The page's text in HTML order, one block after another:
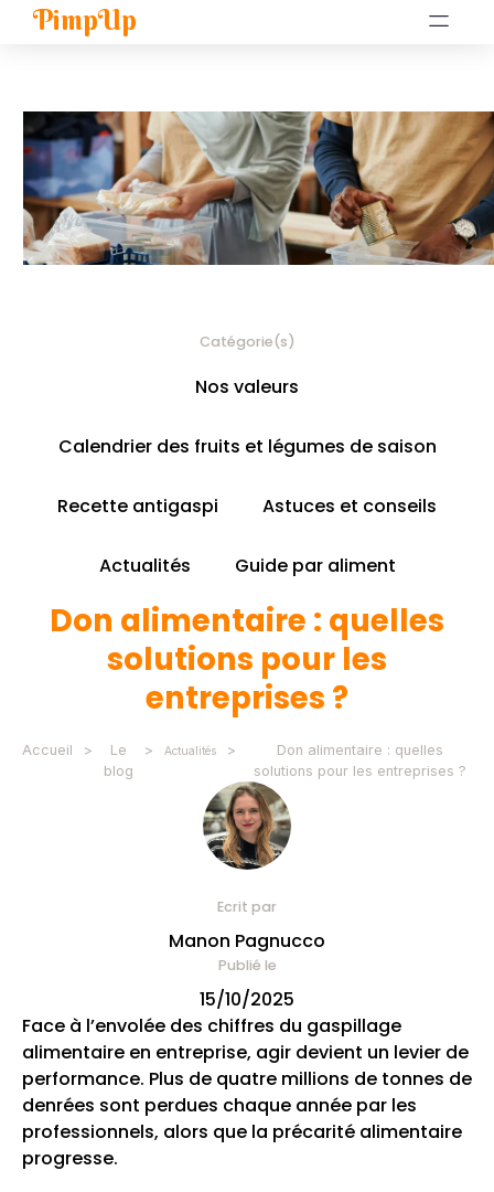
PimpUp
Catégorie(s)
Nos valeurs
Calendrier des fruits et légumes de saison
Recette antigaspi Astuces et conseils
Actualités Guide par aliment
Don alimentaire : quelles
solutions pour les
entreprises ?
Accueil >
Le
blog
> Actualités >
Don alimentaire : quelles
solutions pour les entreprises ?
Ecrit par
Manon Pagnucco
Publié le
15/10/2025
Face à l’envolée des chiffres du gaspillage
alimentaire en entreprise, agir devient un levier de
performance. Plus de quatre millions de tonnes de
denrées sont perdues chaque année par les
professionnels, alors que la précarité alimentaire
progresse.